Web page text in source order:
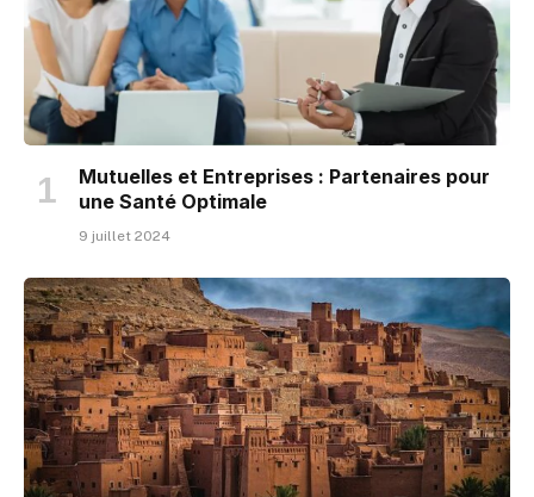
Mutuelles et Entreprises : Partenaires pour
une Santé Optimale
9 juillet 2024